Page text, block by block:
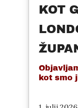
KOT
kot smo